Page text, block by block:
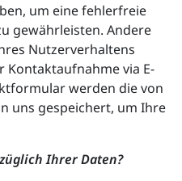
um eine fehlerfreie
gewährleisten. Andere
Nutzerverhaltens
Kontaktaufnahme via E-
werden die von
uns gespeichert, um Ihre
Ihrer Daten?